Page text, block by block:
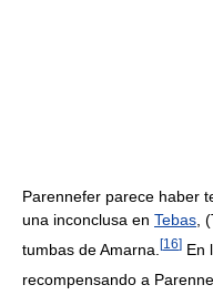
Parennefer parece haber
una inconclusa en Tebas,
tumbas de Amarna. [16] En
recompensando a